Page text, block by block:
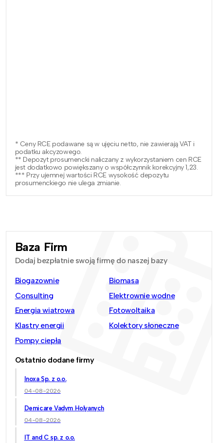
* Ceny RCE podawane są w ujęciu netto, nie zawierają VAT i
podatku akcyzowego.
** Depozyt prosumencki naliczany z wykorzystaniem cen RCE
jest dodatkowo powiększany o współczynnik korekcyjny 1,23.
*** Przy ujemnej wartości RCE wysokość depozytu
prosumenckiego nie ulega zmianie.
Baza Firm
Dodaj bezpłatnie swoją firmę do naszej bazy
Biogazownie
Biomasa
Consulting
Elektrownie wodne
Energia wiatrowa
Fotowoltaika
Klastry energii
Kolektory słoneczne
Pompy ciepła
Ostatnio dodane firmy
Inoxa Sp. z o.o.
04-08-2026
Demicare Vadym Holyanych
04-08-2026
IT and C sp. z o.o.